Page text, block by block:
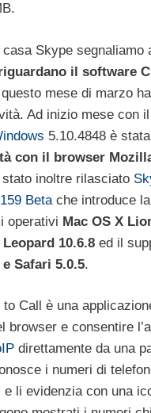
Skype segnaliamo
il software
mese di marzo
Ad inizio mese con
5.10.4848 è
con il browser
inoltre rilasciato
Beta che introduce
operativi Mac OS X
10.6.8 ed il
Safari 5.0.5.
Call è una
browser e consentire
direttamente da una
i numeri di
li evidenzia con una